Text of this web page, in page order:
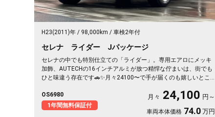
H23(2011)年 98,000km 車検2年付
セレナ ライダー Jパッケージ
セレナの中でも特別仕立ての「ライダー」。専用エアロにメッキ
加飾、AUTECHの16インチアルミが放つ精悍な佇まいは、街でも
ひと味違う存在です🚗✨月々24100〜で手が届くのも嬉しいとこ
ラ付きで大きなボディも駐車ラクラク。二列目サンシェードとW
エアコンで、仲間との遠出も夏場のドライブも快適そのもの💫ク
ルコン装備で長距離移動もぐっと楽に。週末の趣味も遠出も、こ
OS6980
1年間無料保証付
月々 24,100 円～
車両本体価格 74.0 万円